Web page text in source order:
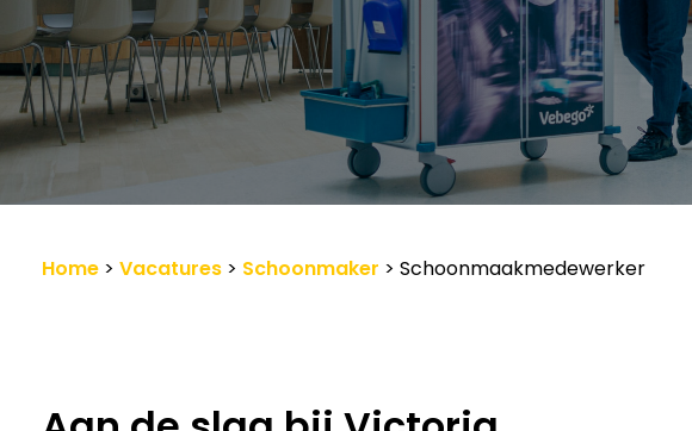
Home > Vacatures > Schoonmaker > Schoonmaakmedewerker
Opleidingen
Werkgevers